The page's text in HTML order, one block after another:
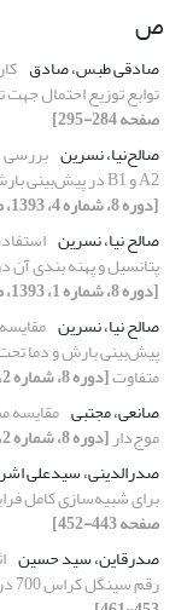
ص
صادقی طبس، صادق
توابع توزیع احتمال
صفحه 284-295]
صالح‌نیا، نسرین
A2 و B1 در پیش‌بینی بارش و دما (مطالعه موردی: ایستگاه سینوپتیک مشهد)
[دوره 8، شماره 4، 1393، صفحه 664-672]
صالح نیا، نسرین
پتانسیل و پهنه بندی آن
[دوره 8، شماره 1، 1393، صفحه 136-144]
صالح نیا، نسرین
پیش‌بینی بارش و دما
متفاوت[دوره 8، شماره 2، 1393، صفحه 233-245]
صانعی، مجتبی مقایسه
موج‌دار[دوره 8، شماره 2، 1393، صفحه 220-232]
صدرالدینی، سیدعلی
برای شبیه‌سازی کامل
صفحه 443-452]
صدرقاین، سید حسین
رقم سینگل کراس 700 در آبیاری قطره‌ای